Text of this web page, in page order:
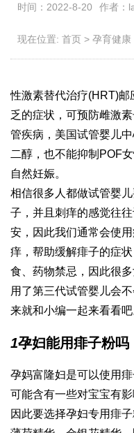
时间：2022-8-20 作者：
现在位置: 首页 > 孕育健康
性激素替代治疗(HRT)
乏的症状，可预防雌激
管疾病，美国试管婴儿
二醇，也不能抑制POF
自然妊娠。
相信很多人都做试管婴
子，并且刺痒的感觉往
安，因此我们通常会使
痒，帮助缓解痱子的症
食、药物禁忌，因此很
用了第三代试管婴儿会
来就和小编一起来看看吧
1孕妇能用痱子粉吗
孕妈富隆妇是可以使用
可能含有一些对宝宝有
因此要选择孕妇专用痱